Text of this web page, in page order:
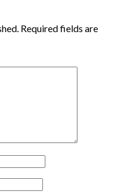
Required fields are